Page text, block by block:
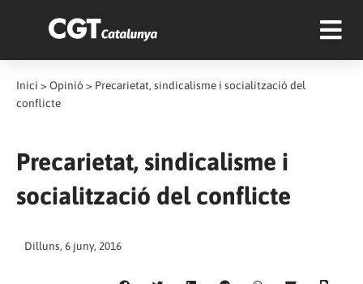
Inici > Opinió > Precarietat, sindicalisme i socialització del
conflicte
Precarietat, sindicalisme i
socialització del conflicte
Dilluns, 6 juny, 2016